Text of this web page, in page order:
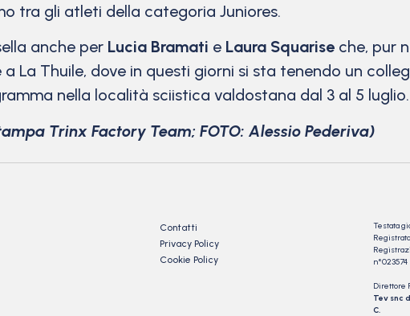
tra gli atleti della categoria Juniores.
anche per Lucia Bramati e Laura Squarise che, pur
a La Thuile, dove in questi giorni si sta tenendo un
nella località sciistica valdostana dal 3 al 5 luglio.
Trinx Factory Team; FOTO: Alessio Pederiva)
Contatti
Privacy Policy
Cookie Policy
Testata
n°023574
Direttore
Tev snc
C.